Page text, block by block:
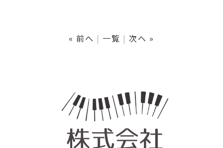
« 前へ 一覧 次へ »